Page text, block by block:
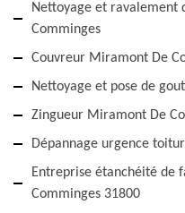
Nettoyage et ravalement
Comminges
Couvreur Miramont De
Nettoyage et pose de
Zingueur Miramont De
Dépannage urgence
Entreprise étanchéité de
Comminges 31800